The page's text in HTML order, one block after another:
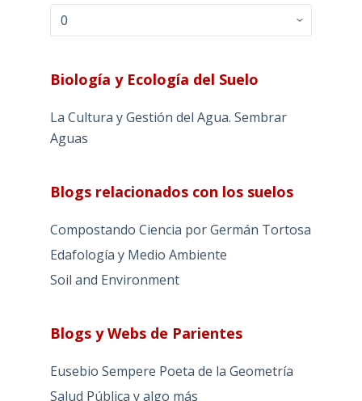
Archivos
Biología y Ecología del Suelo
La Cultura y Gestión del Agua. Sembrar
Aguas
Blogs relacionados con los suelos
Compostando Ciencia por Germán Tortosa
Edafología y Medio Ambiente
Soil and Environment
Blogs y Webs de Parientes
Eusebio Sempere Poeta de la Geometría
Salud Pública y algo más